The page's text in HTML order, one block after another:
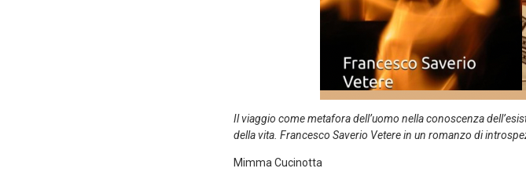
Il viaggio come metafora dell’uomo nella conoscenza
della vita. Francesco Saverio Vetere in un romanzo di
Mimma Cucinotta